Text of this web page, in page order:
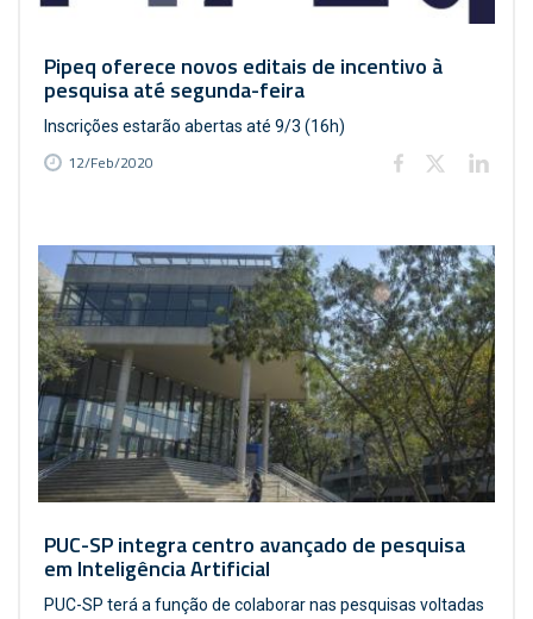
Pipeq oferece novos editais de incentivo à
pesquisa até segunda-feira
Inscrições estarão abertas até 9/3 (16h)
12/Feb/2020
PUC-SP integra centro avançado de pesquisa
em Inteligência Artificial
PUC-SP terá a função de colaborar nas pesquisas voltadas